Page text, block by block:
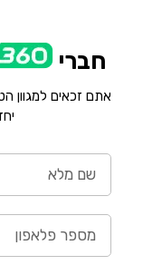
חברי
אתם זכאים למגוון